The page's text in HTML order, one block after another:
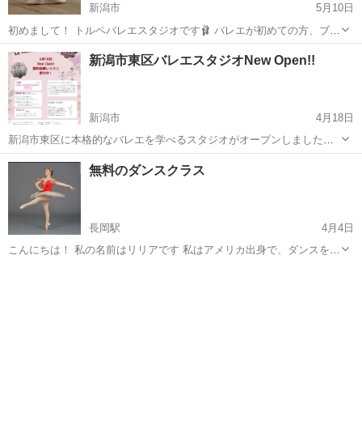
新潟市
5月10日
初めまして！ トルペバレエスタジオです🩰 バレエが初めての方、ブラ
ンクのある方1人1人のレベルに合わせたクラスを提供しております！
朝活に！体力作りのために！キレイになりたい！ 始める理由は様々で
構いません！ お待ちし...
新潟 新潟市 バレエ
新潟市東区バレエスタジオNew Open!!
新潟市
4月18日
新潟市東区に本格的なバレエを学べるスタジオがオープンしました！
「ラ・フォンティーンバレエスタジオ」 ラ•フォンティーンバレエスタ
ジオでは現役井上バレエ団講師による丁寧で楽しいレッスンを提供し
ていきます。バレエを通して踊る...
新潟 新潟市 バレエ クラス
無料のダンスクラス
長岡駅
4月4日
こんにちは！ 私の名前はリリアです 私はアメリカ出身で、ダンスを教